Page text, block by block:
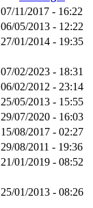
07/11/2017 - 16:22
06/05/2013 - 12:22
27/01/2014 - 19:35
07/02/2023 - 18:31
06/02/2012 - 23:14
25/05/2013 - 15:55
29/07/2020 - 16:03
15/08/2017 - 02:27
29/08/2011 - 19:36
21/01/2019 - 08:52
25/01/2013 - 08:26